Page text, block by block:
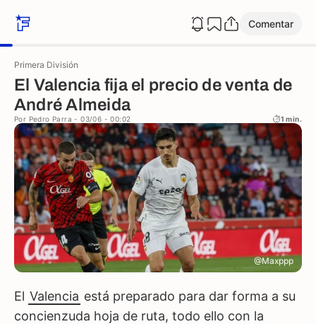
Comentar
Primera División
El Valencia fija el precio de venta de
André Almeida
Por Pedro Parra - 03/06 - 00:02 1 min.
@Maxppp
El Valencia está preparado para dar forma a su
concienzuda hoja de ruta, todo ello con la